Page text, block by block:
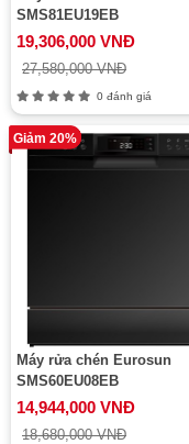
SMS81EU19EB
19,306,000 VNĐ
27,580,000 VNĐ
0 đánh giá
Giảm 20%
Máy rửa chén Eurosun
SMS60EU08EB
14,944,000 VNĐ
18,680,000 VNĐ